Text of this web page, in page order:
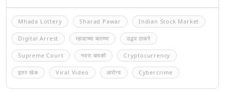
Mhada Lottery Sharad Pawar Indian Stock Market
Digital Arrest म्हाडाच्या बातम्या उद्धव ठाकरे
Supreme Court नवरा बायको Cryptocurrency
इतर खेळ Viral Video आरोग्य Cybercrime